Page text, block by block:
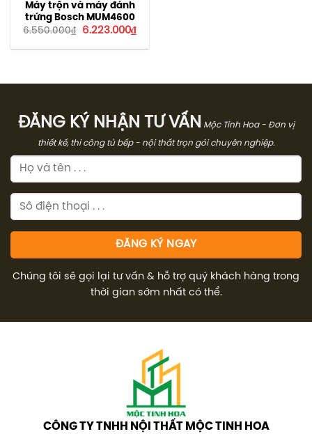
Máy trộn và máy đánh
trứng Bosch MUM4600
6.550.000₫
Giá
là:
6.223.000₫Giá
tại
ĐĂNG KÝ NHẬN TƯ VẤN
Mộc Tinh Hoa - Đơn vị
thiết kế, thi công tủ bếp - nội thất trọn gói chuyên nghiệp.
Chúng tôi sẽ gọi lại tư vấn & hỗ trợ quý khách hàng trong
thời gian sớm nhất có thể.
CÔNG TY TNHH NỘI THẤT MỘC TINH HOA